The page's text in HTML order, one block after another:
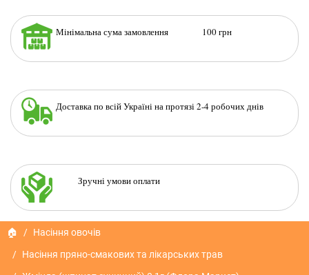
Мінімальна сума замовлення 100 грн
Доставка по всій Україні на протязі 2-4 робочих днів
Зручні умови оплати
🏠
Насіння овочів
Насіння пряно-смакових та лікарських трав